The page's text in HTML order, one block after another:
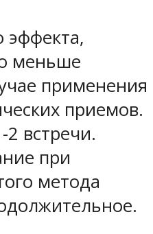
эффекта,
меньше
применения
приемов.
2 встречи.
при
метода